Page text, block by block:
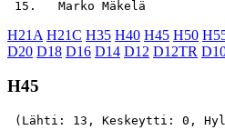
H21A H21C H35 H40 H45 H50
D20 D18 D16 D14 D12 D12TR
H45
(Lähti: 13, Keskeytti: 0,